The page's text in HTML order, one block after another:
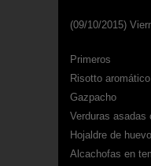
(09/10/2015)
Primeros
Risotto
Gazpacho
Verduras asadas
Hojaldre de
Alcachofas en